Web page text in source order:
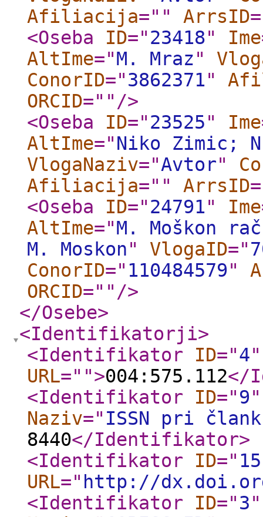
Afiliacija=" " ArrsID
<Oseba
ID="23418" Ime
AltIme="M. Mraz"
ConorID="3862371"
ORCID=" " />
<Oseba
ID="23525" Ime
AltIme="Niko Zimic;
VlogaNaziv="Avtor"
Afiliacija=" " ArrsID
<Oseba
ID="24791" Ime
AltIme="M. Moškon
M. Moskon" VlogaID="
ConorID=" 110484579"
ORCID=" " />
</Osebe>
<Identifikatorji>
<Identifikator
ID="4"
URL=" ">004:575.112</
<Identifikator
ID="9"
Naziv=" ISSN pri
8440</Identifikator>
<Identifikator
ID=" 15
URL=" http://
<Identifikator
ID="3"